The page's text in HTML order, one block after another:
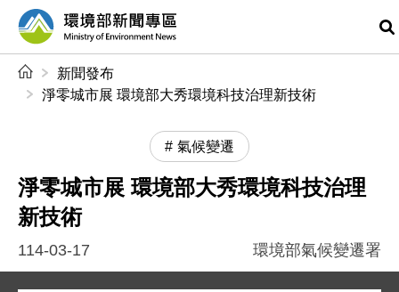
前往中央內容區塊
環境部新聞專區
新聞發布
淨零城市展 環境部大秀環境科技治理新技術
氣候變遷
淨零城市展 環境部大秀環境科技治理
新技術
114-03-17 環境部氣候變遷署